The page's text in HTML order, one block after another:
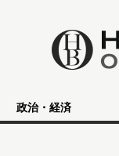
政治・経済